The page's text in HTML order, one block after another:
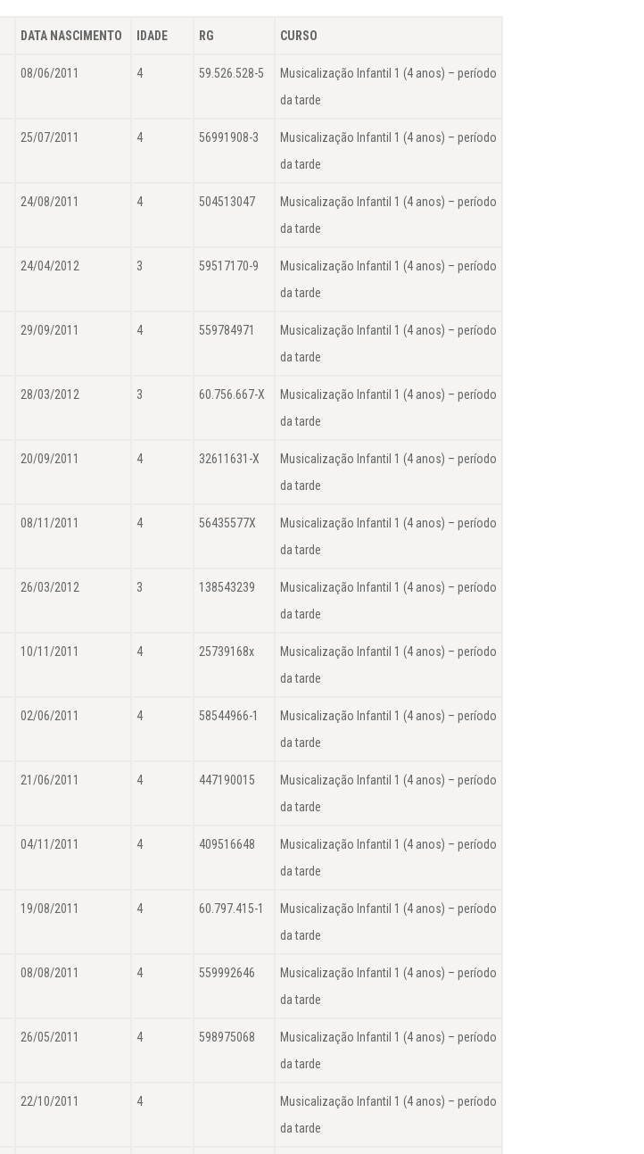
DATA NASCIMENTO IDADE RG CURSO
08/06/2011 4 59.526.528-5
Musicalização Infantil 1 (4 anos) – período
da tarde
25/07/2011 4 56991908-3
Musicalização Infantil 1 (4 anos) – período
da tarde
24/08/2011 4 504513047
Musicalização Infantil 1 (4 anos) – período
da tarde
24/04/2012 3 59517170-9
Musicalização Infantil 1 (4 anos) – período
da tarde
29/09/2011 4 559784971
Musicalização Infantil 1 (4 anos) – período
da tarde
28/03/2012 3 60.756.667-X
Musicalização Infantil 1 (4 anos) – período
da tarde
20/09/2011 4 32611631-X
Musicalização Infantil 1 (4 anos) – período
da tarde
08/11/2011 4 56435577X
Musicalização Infantil 1 (4 anos) – período
da tarde
26/03/2012 3 138543239
Musicalização Infantil 1 (4 anos) – período
da tarde
10/11/2011 4 25739168x
Musicalização Infantil 1 (4 anos) – período
da tarde
02/06/2011 4 58544966-1
Musicalização Infantil 1 (4 anos) – período
da tarde
21/06/2011 4 447190015
Musicalização Infantil 1 (4 anos) – período
da tarde
04/11/2011 4 409516648
Musicalização Infantil 1 (4 anos) – período
da tarde
19/08/2011 4 60.797.415-1
Musicalização Infantil 1 (4 anos) – período
da tarde
08/08/2011 4 559992646
Musicalização Infantil 1 (4 anos) – período
da tarde
26/05/2011 4 598975068
Musicalização Infantil 1 (4 anos) – período
da tarde
22/10/2011 4
Musicalização Infantil 1 (4 anos) – período
da tarde